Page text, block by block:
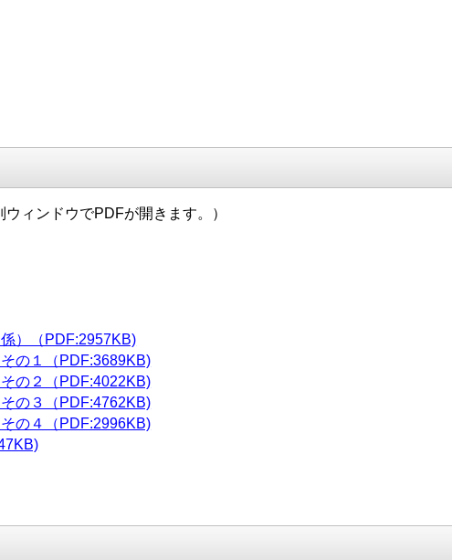
ィンドウでPDFが開きます。）
）（PDF:2957KB)
の１（PDF:3689KB)
の２（PDF:4022KB)
の３（PDF:4762KB)
の４（PDF:2996KB)